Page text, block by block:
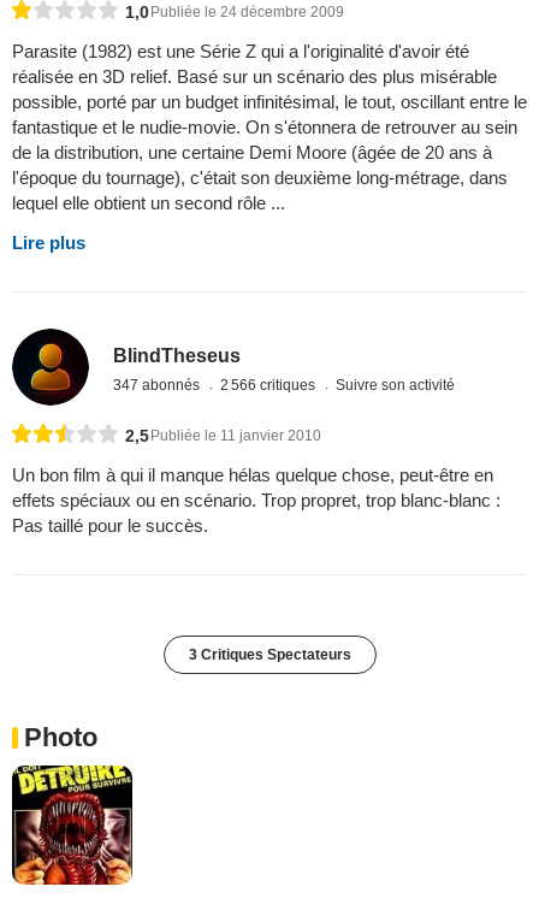
1,0Publiée le 24 décembre 2009
Parasite (1982) est une Série Z qui a l'originalité d'avoir été
réalisée en 3D relief. Basé sur un scénario des plus misérable
possible, porté par un budget infinitésimal, le tout, oscillant entre le
fantastique et le nudie-movie. On s'étonnera de retrouver au sein
de la distribution, une certaine Demi Moore (âgée de 20 ans à
l'époque du tournage), c'était son deuxième long-métrage, dans
lequel elle obtient un second rôle ...
Lire plus
BlindTheseus
347 abonnés 2 566 critiques Suivre son activité
2,5Publiée le 11 janvier 2010
Un bon film à qui il manque hélas quelque chose, peut-être en
effets spéciaux ou en scénario. Trop propret, trop blanc-blanc :
Pas taillé pour le succès.
3 Critiques Spectateurs
Photo